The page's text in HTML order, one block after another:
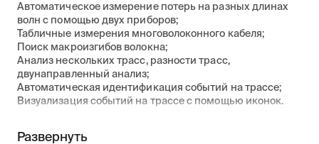
Автоматическое измерение потерь на разных длинах
волн с помощью двух приборов;
Табличные измерения многоволоконного кабеля;
Поиск макроизгибов волокна;
Анализ нескольких трасс, разности трасс,
двунаправленный анализ;
Автоматическая идентификация событий на трассе;
Визуализация событий на трассе с помощью иконок.
Развернуть